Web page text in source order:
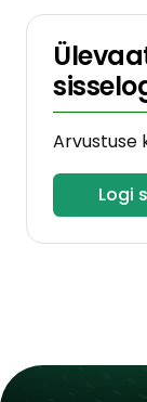
Arvustuse
Logi